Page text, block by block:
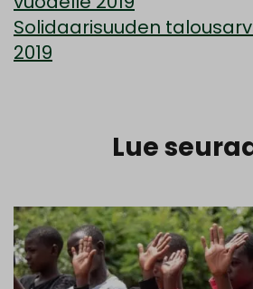
Solidaarisuuden
2019
Lue